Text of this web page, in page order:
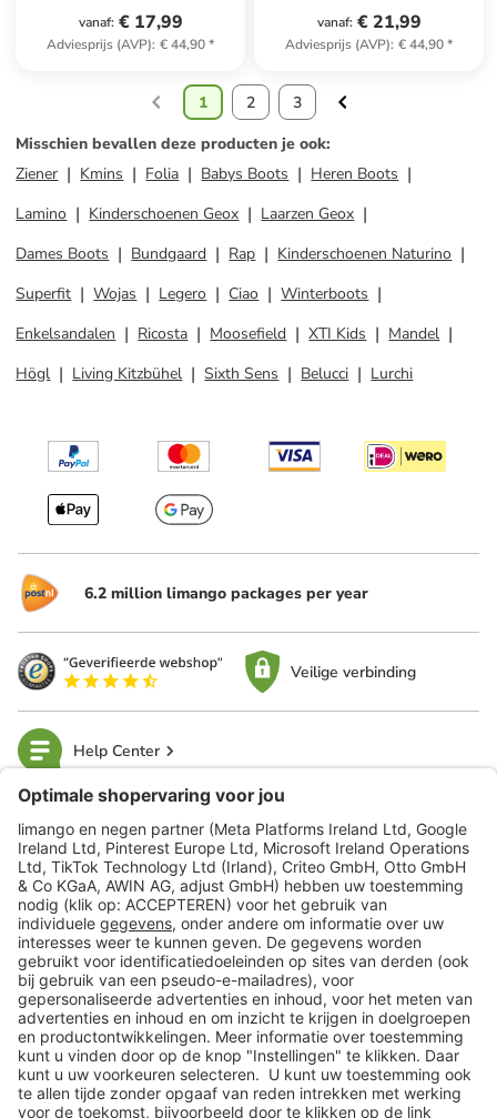
vanaf: € 17,99
Adviesprijs (AVP): € 44,90*
vanaf: € 21,99
Adviesprijs (AVP): € 44,90*
1 2
3
Misschien bevallen deze producten je ook:
Ziener
Kmins Folia Babys Boots
Heren Boots
Lamino
Kinderschoenen Geox
Laarzen Geox
Dames Boots
Bundgaard Rap
Kinderschoenen Naturino
Superfit
Wojas Legero Ciao
Winterboots
Enkelsandalen
Ricosta Moosefield XTI Kids
Mandel
Högl
Living Kitzbühel Sixth Sens Belucci Lurchi
6.2 million limango packages per year
Veilige verbinding
Help Center
limango
Veilig winkelen
Klantenservice
Shop
Acties